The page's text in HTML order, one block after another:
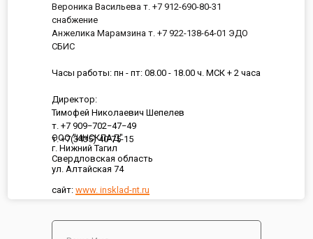
ООО "ИНСКЛАД"
г. Нижний Тагил
Свердловская область
ул. Алтайская 74
сайт: www. insklad-nt.ru
Вероника Васильева т. +7 912-690-80-31
снабжение
Анжелика Марамзина т. +7 922-138-64-01 ЭДО
СБИС
Часы работы: пн - пт: 08.00 - 18.00 ч. МСК + 2 часа
Директор:
Тимофей Николаевич Шепелев
т. +7 909−702−47−49
т. +7(3435) 40-75-15